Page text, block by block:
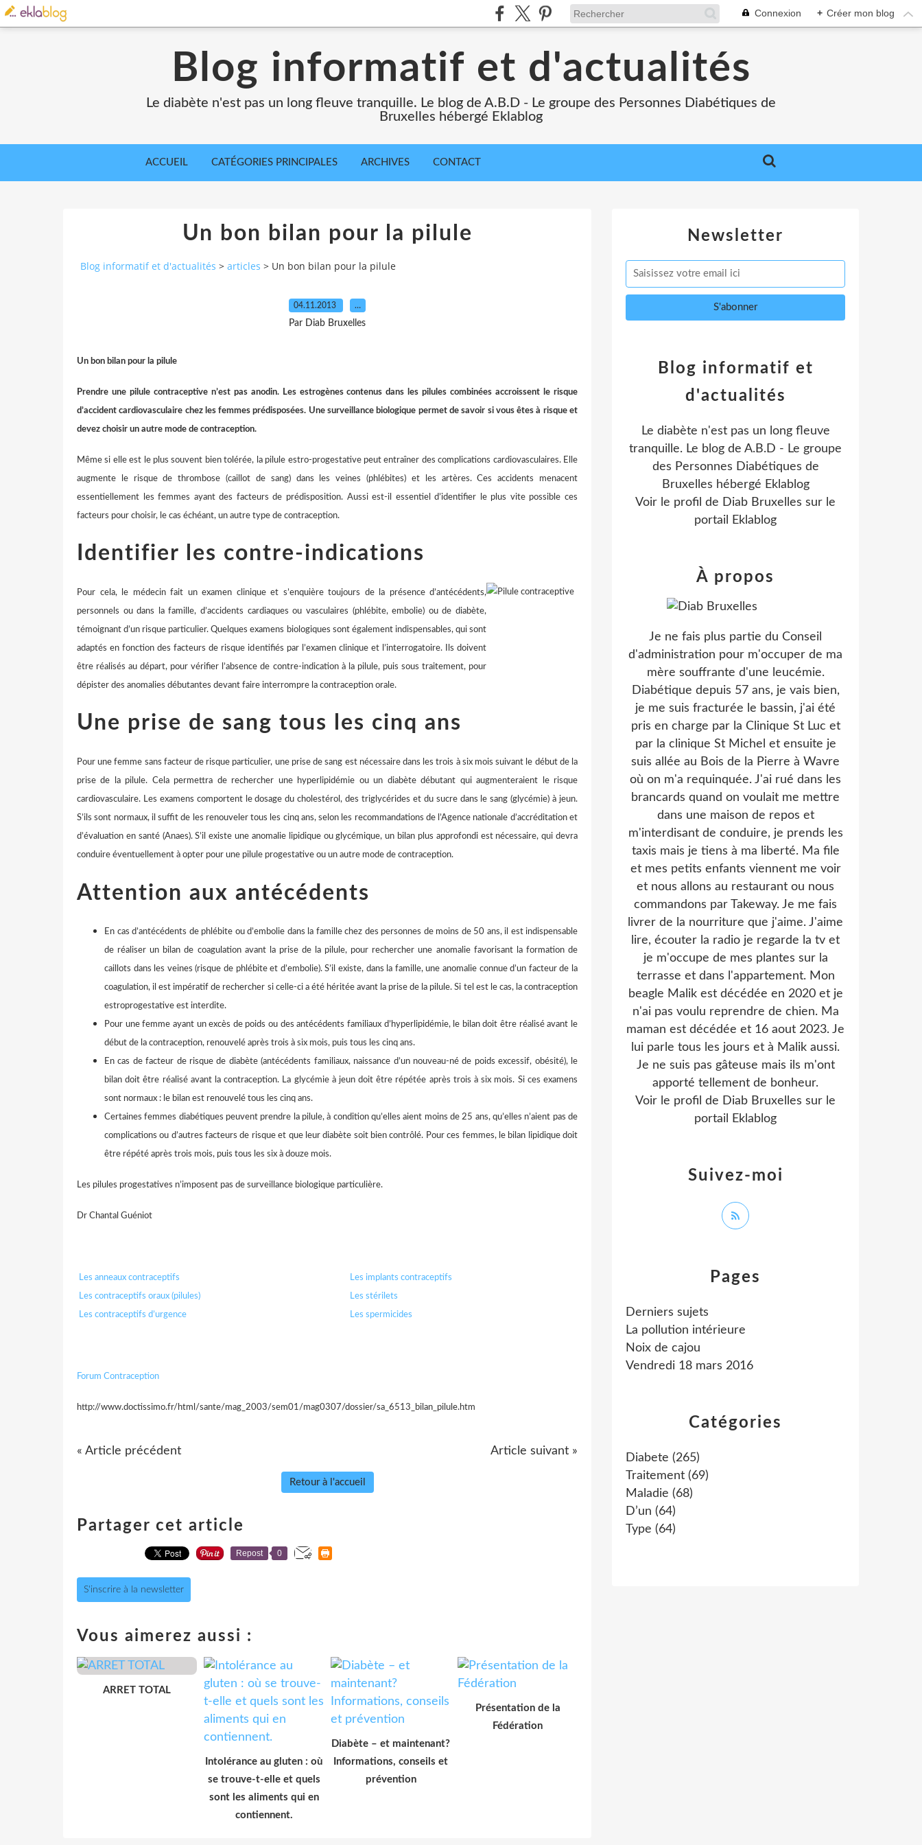
Connexion + Créer mon blog
Blog informatif et d'actualités
Le diabète n'est pas un long fleuve tranquille. Le blog de A.B.D - Le groupe des Personnes Diabétiques de
Bruxelles hébergé Eklablog
ACCUEIL CATÉGORIES PRINCIPALES ARCHIVES CONTACT
Un bon bilan pour la pilule
Blog informatif et d'actualités > articles > Un bon bilan pour la pilule
04.11.2013 …
Par Diab Bruxelles
Un bon bilan pour la pilule
Prendre une pilule contraceptive n’est pas anodin. Les estrogènes contenus dans les pilules combinées accroissent le risque
d’accident cardiovasculaire chez les femmes prédisposées. Une surveillance biologique permet de savoir si vous êtes à risque et
devez choisir un autre mode de contraception.
Même si elle est le plus souvent bien tolérée, la pilule estro-progestative peut entraîner des complications cardiovasculaires. Elle
augmente le risque de thrombose (caillot de sang) dans les veines (phlébites) et les artères. Ces accidents menacent
essentiellement les femmes ayant des facteurs de prédisposition. Aussi est-il essentiel d’identifier le plus vite possible ces
facteurs pour choisir, le cas échéant, un autre type de contraception.
Identifier les contre-indications
Pour cela, le médecin fait un examen clinique et s’enquière toujours de la présence d’antécédents,
personnels ou dans la famille, d’accidents cardiaques ou vasculaires (phlébite, embolie) ou de diabète,
témoignant d’un risque particulier. Quelques examens biologiques sont également indispensables, qui sont
adaptés en fonction des facteurs de risque identifiés par l’examen clinique et l’interrogatoire. Ils doivent
être réalisés au départ, pour vérifier l’absence de contre-indication à la pilule, puis sous traitement, pour
dépister des anomalies débutantes devant faire interrompre la contraception orale.
Une prise de sang tous les cinq ans
Pour une femme sans facteur de risque particulier, une prise de sang est nécessaire dans les trois à six mois suivant le début de la
prise de la pilule. Cela permettra de rechercher une hyperlipidémie ou un diabète débutant qui augmenteraient le risque
cardiovasculaire. Les examens comportent le dosage du cholestérol, des triglycérides et du sucre dans le sang (glycémie) à jeun.
S’ils sont normaux, il suffit de les renouveler tous les cinq ans, selon les recommandations de l’Agence nationale d’accréditation et
d’évaluation en santé (Anaes). S’il existe une anomalie lipidique ou glycémique, un bilan plus approfondi est nécessaire, qui devra
conduire éventuellement à opter pour une pilule progestative ou un autre mode de contraception.
Attention aux antécédents
En cas d’antécédents de phlébite ou d’embolie dans la famille chez des personnes de moins de 50 ans, il est indispensable
de réaliser un bilan de coagulation avant la prise de la pilule, pour rechercher une anomalie favorisant la formation de
caillots dans les veines (risque de phlébite et d’embolie). S’il existe, dans la famille, une anomalie connue d’un facteur de la
coagulation, il est impératif de rechercher si celle-ci a été héritée avant la prise de la pilule. Si tel est le cas, la contraception
estroprogestative est interdite.
Pour une femme ayant un excès de poids ou des antécédents familiaux d’hyperlipidémie, le bilan doit être réalisé avant le
début de la contraception, renouvelé après trois à six mois, puis tous les cinq ans.
En cas de facteur de risque de diabète (antécédents familiaux, naissance d’un nouveau-né de poids excessif, obésité), le
bilan doit être réalisé avant la contraception. La glycémie à jeun doit être répétée après trois à six mois. Si ces examens
sont normaux : le bilan est renouvelé tous les cinq ans.
Certaines femmes diabétiques peuvent prendre la pilule, à condition qu’elles aient moins de 25 ans, qu’elles n’aient pas de
complications ou d’autres facteurs de risque et que leur diabète soit bien contrôlé. Pour ces femmes, le bilan lipidique doit
être répété après trois mois, puis tous les six à douze mois.
Les pilules progestatives n’imposent pas de surveillance biologique particulière.
Dr Chantal Guéniot
Les anneaux contraceptifs
Les contraceptifs oraux (pilules)
Les contraceptifs d’urgence
Les implants contraceptifs
Les stérilets
Les spermicides
Forum Contraception
http://www.doctissimo.fr/html/sante/mag_2003/sem01/mag0307/dossier/sa_6513_bilan_pilule.htm
« Article précédent Article suivant »
Retour à l'accueil
Partager cet article
Repost 0
S'inscrire à la newsletter
Vous aimerez aussi :
ARRET TOTAL
Intolérance au gluten : où
se trouve-t-elle et quels
sont les aliments qui en
contiennent.
Diabète – et maintenant?
Informations, conseils et
prévention
Présentation de la
Fédération
Newsletter
Catégories
Diabete (265)
Traitement (69)
Maladie (68)
D’un (64)
Type (64)
Pages
Derniers sujets
La pollution intérieure
Noix de cajou
Vendredi 18 mars 2016
Blog informatif et
d'actualités
Le diabète n'est pas un long fleuve
tranquille. Le blog de A.B.D - Le groupe
des Personnes Diabétiques de
Bruxelles hébergé Eklablog
Voir le profil de Diab Bruxelles sur le
portail Eklablog
Suivez-moi
À propos
Je ne fais plus partie du Conseil
d'administration pour m'occuper de ma
mère souffrante d'une leucémie.
Diabétique depuis 57 ans, je vais bien,
je me suis fracturée le bassin, j'ai été
pris en charge par la Clinique St Luc et
par la clinique St Michel et ensuite je
suis allée au Bois de la Pierre à Wavre
où on m'a requinquée. J'ai rué dans les
brancards quand on voulait me mettre
dans une maison de repos et
m'interdisant de conduire, je prends les
taxis mais je tiens à ma liberté. Ma file
et mes petits enfants viennent me voir
et nous allons au restaurant ou nous
commandons par Takeway. Je me fais
livrer de la nourriture que j'aime. J'aime
lire, écouter la radio je regarde la tv et
je m'occupe de mes plantes sur la
terrasse et dans l'appartement. Mon
beagle Malik est décédée en 2020 et je
n'ai pas voulu reprendre de chien. Ma
maman est décédée et 16 aout 2023. Je
lui parle tous les jours et à Malik aussi.
Je ne suis pas gâteuse mais ils m'ont
apporté tellement de bonheur.
Voir le profil de Diab Bruxelles sur le
portail Eklablog